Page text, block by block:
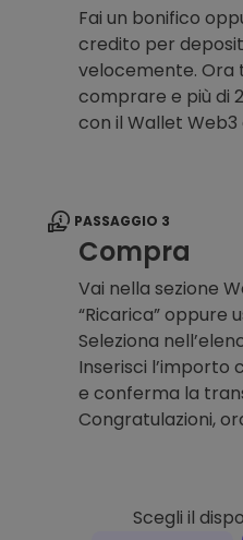
Fai un bonifico
credito per
velocemente.
comprare e più di
con il Wallet
PASSAGGIO 3
Compra
Vai nella sezione
“Ricarica” oppure
Seleziona
Inserisci l’importo
e conferma la
Congratulazioni,
Scegli il